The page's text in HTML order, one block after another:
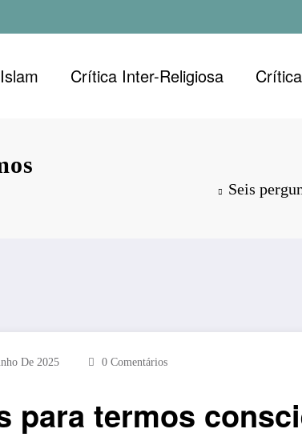
Crítica Inter-Religiosa
Seis
De 2025 0 Comentários
para termos